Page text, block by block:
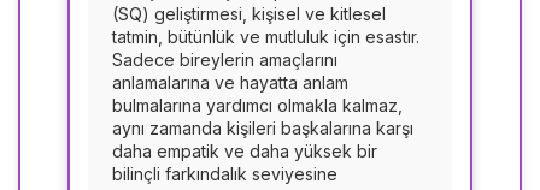
(SQ) geliştirmesi, kişisel ve kitlesel
tatmin, bütünlük ve mutluluk için esastır.
Sadece bireylerin amaçlarını
anlamalarına ve hayatta anlam
bulmalarına yardımcı olmakla kalmaz,
aynı zamanda kişileri başkalarına karşı
daha empatik ve daha yüksek bir
bilinçli farkındalık seviyesine